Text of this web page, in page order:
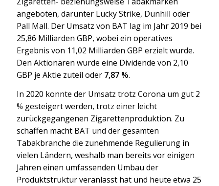
angeboten, darunter Lucky Strike, Dunhill oder
Pall Mall. Der Umsatz von BAT lag im Jahr 2019 bei
25,86 Milliarden GBP, wobei ein operatives
Ergebnis von 11,02 Milliarden GBP erzielt wurde.
Den Aktionären wurde eine Dividende von 2,10
GBP je Aktie zuteil oder 7,87 %.
In 2020 konnte der Umsatz trotz Corona um gut 2
% gesteigert werden, trotz einer leicht
zurückgegangenen Zigarettenproduktion. Zu
schaffen macht BAT und der gesamten
Tabakbranche die zunehmende Regulierung in
vielen Ländern, weshalb man bereits vor einigen
Jahren einen umfassenden Umbau der
Produktstruktur veranlasst hat und heute etwa 25